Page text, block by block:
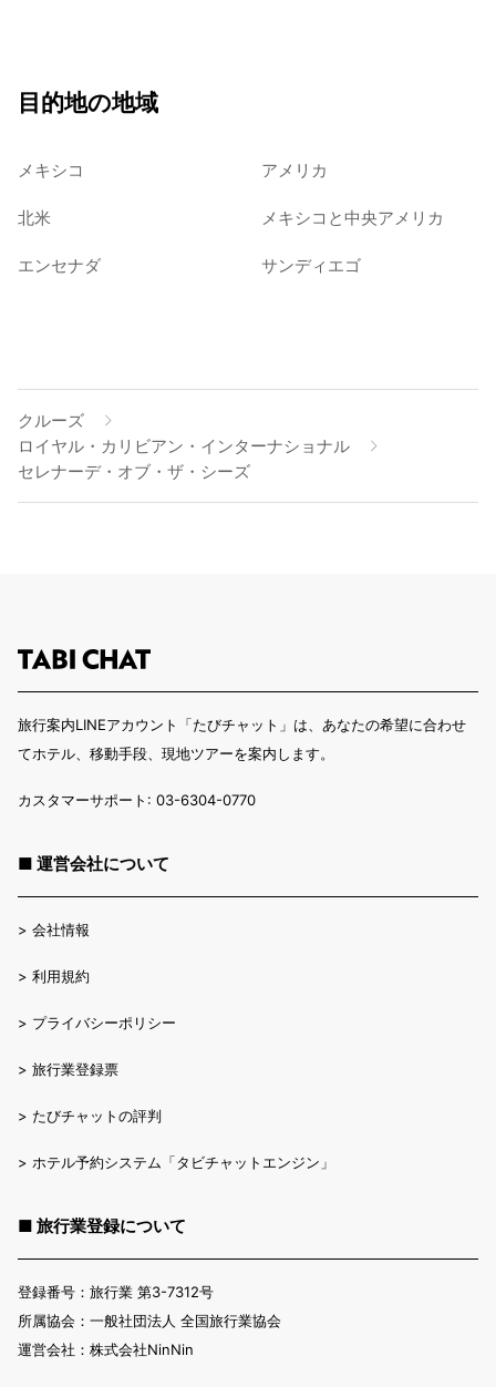
目的地の地域
メキシコ アメリカ
北米 メキシコと中央アメリカ
エンセナダ サンディエゴ
クルーズ
ロイヤル・カリビアン・インターナショナル
セレナーデ・オブ・ザ・シーズ
旅行案内LINEアカウント「たびチャット」は、あなたの希望に合わせ
てホテル、移動手段、現地ツアーを案内します。
カスタマーサポート: 03-6304-0770
■ 運営会社について
> 会社情報
> 利用規約
> プライバシーポリシー
> 旅行業登録票
> たびチャットの評判
> ホテル予約システム「タビチャットエンジン」
■ 旅行業登録について
登録番号：旅行業 第3-7312号
所属協会：一般社団法人 全国旅行業協会
運営会社：株式会社NinNin